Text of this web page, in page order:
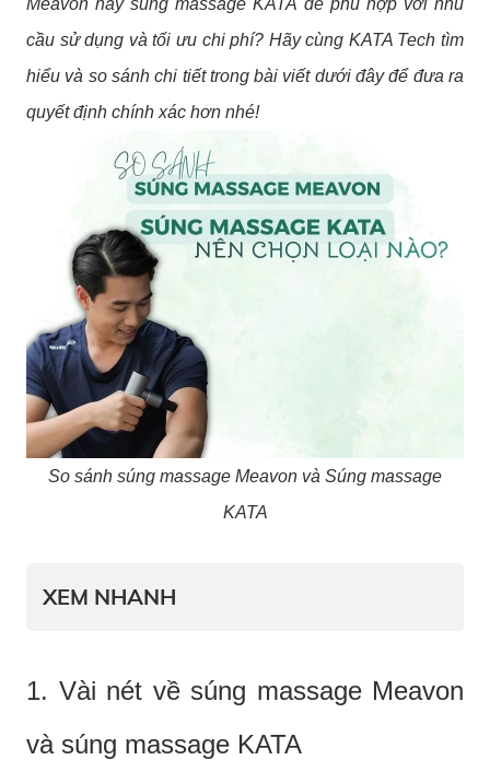
Meavon hay súng massage KATA để phù hợp với nhu
cầu sử dụng và tối ưu chi phí? Hãy cùng KATA Tech tìm
hiểu và so sánh chi tiết trong bài viết dưới đây để đưa ra
quyết định chính xác hơn nhé!
So sánh súng massage Meavon và Súng massage
KATA
XEM NHANH
1. Vài nét về súng massage Meavon
và súng massage KATA